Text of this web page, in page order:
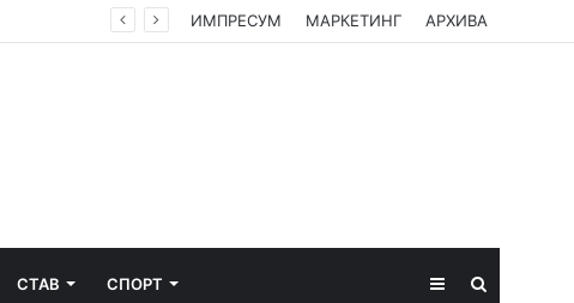
ИМПРЕСУМ МАРКЕТИНГ АРХИВА
СТАВ СПОРТ Sidebar